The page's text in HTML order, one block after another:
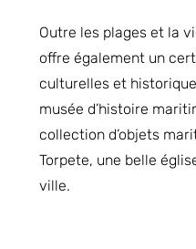
Outre les plages et la
offre également un
culturelles et
musée d’histoire
collection d’objets
Torpete, une belle
ville.